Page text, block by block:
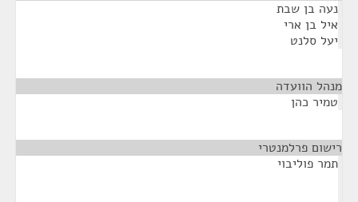
נעה בן שבת
איל בן ארי
יעל סלנט
מנהל הוועדה
טמיר כהן
רישום פרלמנטרי
תמר פוליבוי